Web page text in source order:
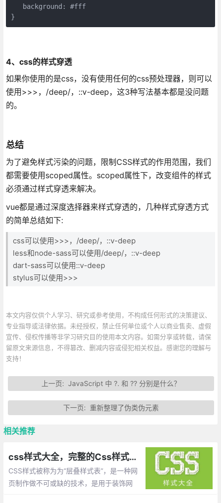
   background: #fff
}
4、css的样式穿透
如果你使用的是css，没有使用任何的css预处理器，则可以
使用>>>，/deep/，::v-deep，这3种写法基本都是没问题
的。
总结
为了避免样式污染的问题，限制CSS样式的作用范围，我们
都需要使用scoped属性。scoped属性下，改变组件的样式
必须通过样式穿透来解决。
vue都是通过深度选择器来样式穿透的，几种样式穿透方式
的简单总结如下:
css可以使用>>>，/deep/，::v-deep
less和node-sass可以使用/deep/，::v-deep
dart-sass可以使用::v-deep
stylus可以使用>>>
本文内容仅供个人学习、研究或参考使用，不构成任何形式的决策建议、
专业指导或法律依据。未经授权，禁止任何单位或个人以商业售卖、虚假
宣传、侵权传播等非学习研究目的使用本文内容。如需分享或转载，请保
留原文来源信息，不得篡改、删减内容或侵犯相关权益。感谢您的理解与
支持！
上一页: JavaScript 中 ?. 和 ?? 分别是什么？
下一页: 重新整理了伪类伪元素
相关推荐
css样式大全，完整的Css样式大全(整理)
CSS样式被称为为“层叠样式表”，是一种网
页制作做不可或缺的技术，是用于装饰网